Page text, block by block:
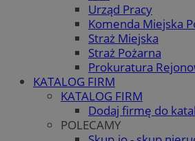
Urząd Pracy
Komenda Miejska
Straż Miejska
Straż Pożarna
Prokuratura
KATALOG FIRM
KATALOG FIRM
Dodaj firmę do
POLECAMY